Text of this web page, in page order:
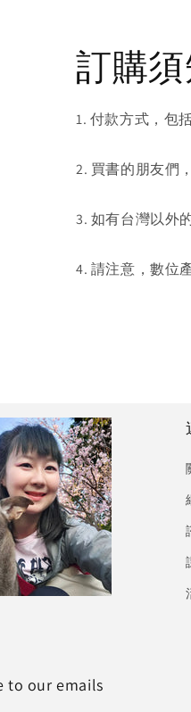
訂購
1. 付款方式，包
2. 買書的朋友們
3. 如有台灣以外
4. 請注意，數位
to our emails